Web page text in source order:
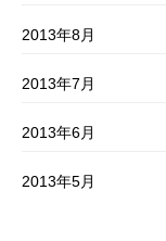
2013年8月
2013年7月
2013年6月
2013年5月